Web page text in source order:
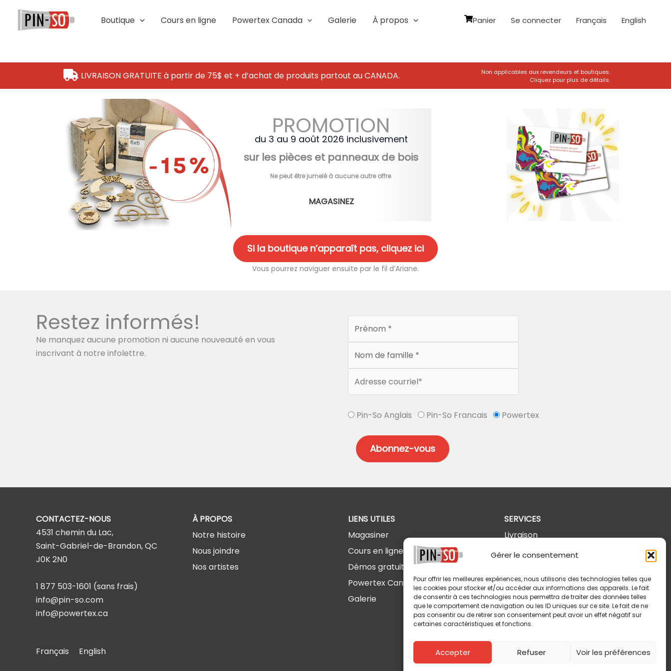
Gérer le consentement
Pour offrir les meilleures expériences, nous utilisons des technologies telles que
les cookies pour stocker et/ou accéder aux informations des appareils. Le fait
de consentir à ces technologies nous permettra de traiter des données telles
que le comportement de navigation ou les ID uniques sur ce site. Le fait de ne
pas consentir ou de retirer son consentement peut avoir un effet négatif sur
certaines caractéristiques et fonctions.
Accepter Refuser Voir les préférences
contenu
Boutique Cours en ligne Powertex Canada Galerie À propos Panier Se connecter Français English
LIVRAISON GRATUITE à partir de 75$ et + d’achat de produits partout au CANADA.
Non applicables aux revendeurs et boutiques.
Cliquez pour plus de détails.
PROMOTION
du 3 au 9 août 2026 inclusivement
sur les pièces et panneaux de bois
Ne peut être jumelé à aucune autre offre.
MAGASINEZ
Si la boutique n’apparaît pas, cliquez ici
Vous pourrez naviguer ensuite par le fil d’Ariane.
Restez informés!
Ne manquez aucune promotion ni aucune nouveauté en vous
inscrivant à notre infolettre.
Pin-So Anglais Pin-So Francais Powertex
CONTACTEZ-NOUS
4531 chemin du Lac,
Saint-Gabriel-de-Brandon, QC
J0K 2N0
1 877 503-1601 (sans frais)
info@pin-so.com
info@powertex.ca
À PROPOS
Notre histoire
Nous joindre
Nos artistes
LIENS UTILES
Magasiner
Cours en ligne
Démos gratuites
Powertex Canada
Galerie
SERVICES
Livraison
Retours et annulations
Modalités d'utilisation
Français English Copyright © 2026 Pin-So inc. Tous droits réservés.